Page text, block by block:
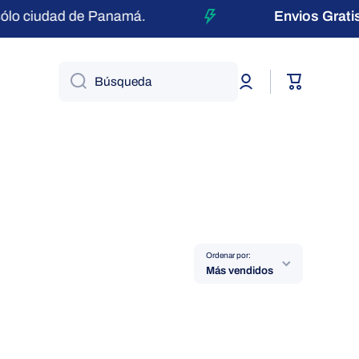
ciudad de Panamá. Envios Gratis
Búsqueda
Iniciar
sesión
Carrito
Ordenar por:
Más vendidos